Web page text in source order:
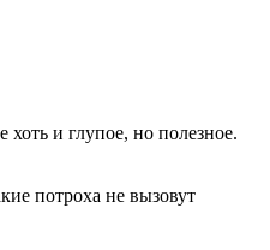
и глупое, но полезное.
потроха не вызовут